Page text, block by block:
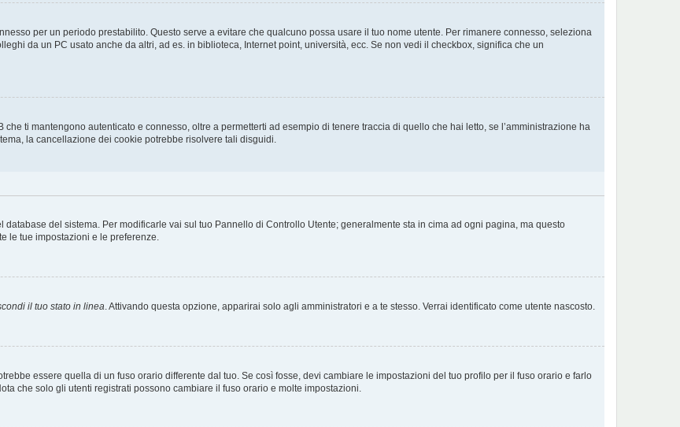
per un periodo prestabilito. Questo serve a evitare che qualcuno possa usare il tuo nome utente. Per rimanere connesso, seleziona
da un PC usato anche da altri, ad es. in biblioteca, Internet point, università, ecc. Se non vedi il checkbox, significa che un
ti mantengono autenticato e connesso, oltre a permetterti ad esempio di tenere traccia di quello che hai letto, se l’amministrazione ha
la cancellazione dei cookie potrebbe risolvere tali disguidi.
del sistema. Per modificarle vai sul tuo Pannello di Controllo Utente; generalmente sta in cima ad ogni pagina, ma questo
le tue impostazioni e le preferenze.
il tuo stato in linea. Attivando questa opzione, apparirai solo agli amministratori e a te stesso. Verrai identificato come utente nascosto.
essere quella di un fuso orario differente dal tuo. Se così fosse, devi cambiare le impostazioni del tuo profilo per il fuso orario e farlo
che solo gli utenti registrati possono cambiare il fuso orario e molte impostazioni.